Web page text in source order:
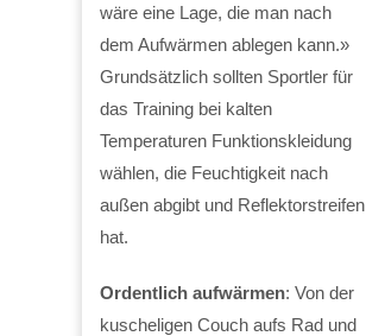
wäre eine Lage, die man nach
dem Aufwärmen ablegen kann.»
Grundsätzlich sollten Sportler für
das Training bei kalten
Temperaturen Funktionskleidung
wählen, die Feuchtigkeit nach
außen abgibt und Reflektorstreifen
hat.
Ordentlich aufwärmen: Von der
kuscheligen Couch aufs Rad und